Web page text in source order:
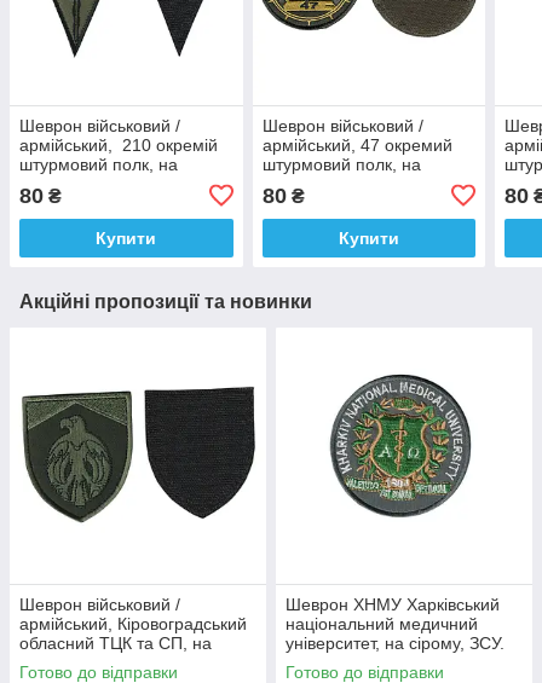
Шеврон військовий /
армійський, 210 окремій
штурмовий полк, на
липучці, на оливці, ЗСУ. 8
см * 5 см
80 ₴
Купити
Шеврон військовий /
армійський, 47 окремий
штурмовий полк, на
80₴
Купити
80
Акційні пропозиції та новинки
Шеврон військовий /
армійський, Кіровоградський
обласний ТЦК та СП, на
оливці ЗСУ.7 см * 8 см
Готово до відправки
Шеврон ХНМУ Харківський
національний медичний
університет, на сірому, ЗСУ.
діаметр 8,5 см
Готово до відправки